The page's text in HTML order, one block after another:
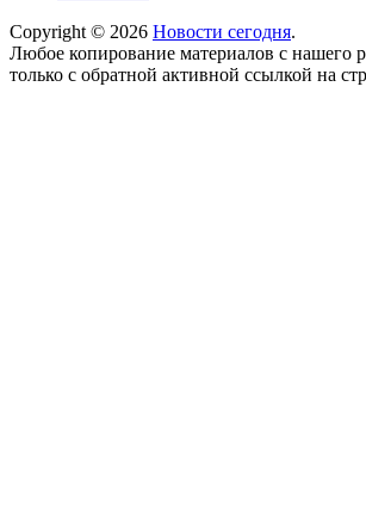
Copyright © 2026 Новости сегодня.
Любое копирование материалов с нашего
только с обратной активной ссылкой на